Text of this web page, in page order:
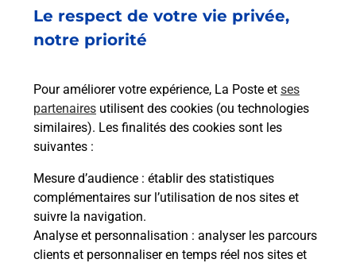
Le respect de votre vie privée,
notre priorité
Pour améliorer votre expérience, La Poste et ses
partenaires utilisent des cookies (ou technologies
similaires). Les finalités des cookies sont les
suivantes :
Mesure d’audience : établir des statistiques
complémentaires sur l’utilisation de nos sites et
suivre la navigation.
Analyse et personnalisation : analyser les parcours
clients et personnaliser en temps réel nos sites et
Fermeture Temporaire
14 RUE NEUVE
En savoir plus
Malin !
La Poste
en ligne
Ouvert 24h/24